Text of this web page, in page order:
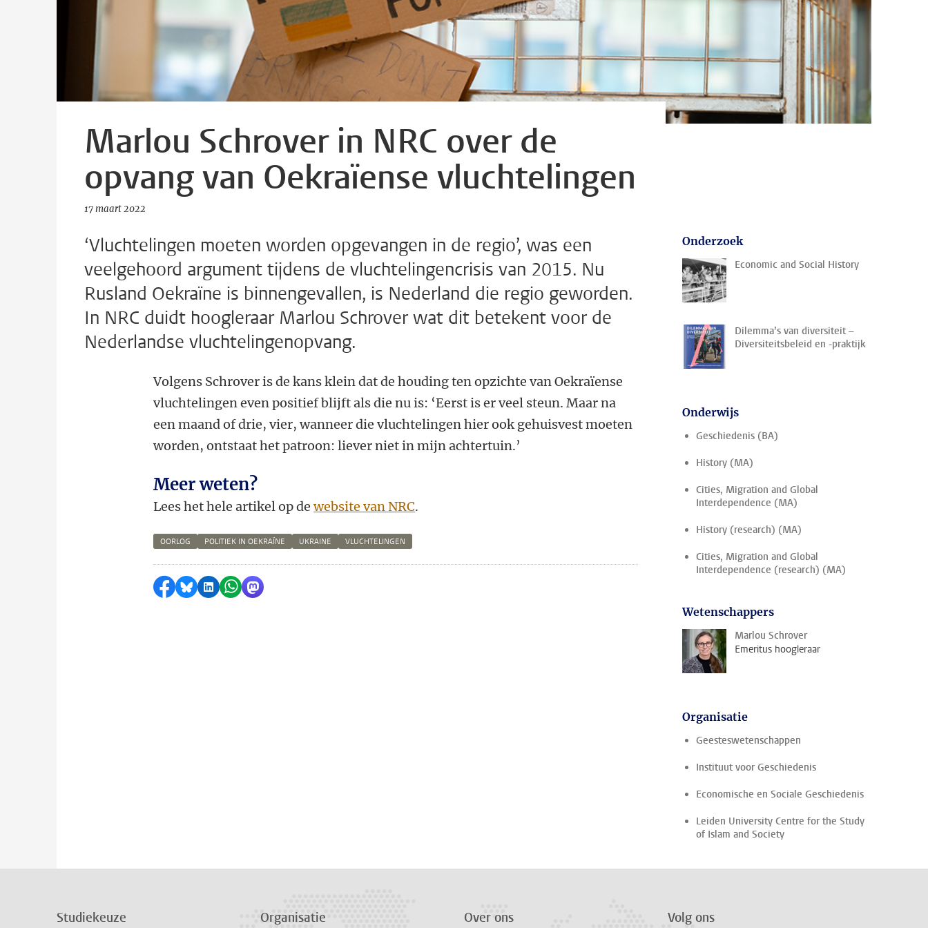
Marlou Schrover in NRC over de
opvang van Oekraïense vluchtelingen
17 maart 2022
‘Vluchtelingen moeten worden opgevangen in de regio’, was een
veelgehoord argument tijdens de vluchtelingencrisis van 2015. Nu
Rusland Oekraïne is binnengevallen, is Nederland die regio geworden.
In NRC duidt hoogleraar Marlou Schrover wat dit betekent voor de
Nederlandse vluchtelingenopvang.
Volgens Schrover is de kans klein dat de houding ten opzichte van Oekraïense
vluchtelingen even positief blijft als die nu is: ‘Eerst is er veel steun. Maar na
een maand of drie, vier, wanneer die vluchtelingen hier ook gehuisvest moeten
worden, ontstaat het patroon: liever niet in mijn achtertuin.’
Meer weten?
Lees het hele artikel op dewebsite van NRC.
OORLOG POLITIEK IN OEKRAÏNE UKRAINE VLUCHTELINGEN
Delen op Facebook
Delen via Bluesky
Delen op LinkedIn
Delen via WhatsApp
Delen via Mastodon
Onderzoek
Economic and Social History
Dilemma’s van diversiteit –
Diversiteitsbeleid en -praktijk
Onderwijs
Geschiedenis (BA)
History (MA)
Cities, Migration and Global
Interdependence (MA)
History (research) (MA)
Cities, Migration and Global
Interdependence (research) (MA)
Wetenschappers
Marlou Schrover
Emeritus hoogleraar
Organisatie
Geesteswetenschappen
Instituut voor Geschiedenis
Economische en Sociale Geschiedenis
Leiden University Centre for the Study
of Islam and Society
Studiekeuze Organisatie Over ons Volg ons